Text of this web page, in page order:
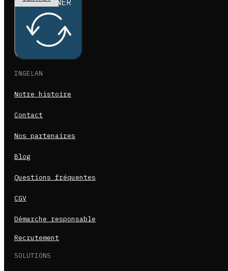
INGELAN
Notre histoire
Contact
Nos partenaires
Blog
Questions fréquentes
CGV
Démarche responsable
Recrutement
SOLUTIONS